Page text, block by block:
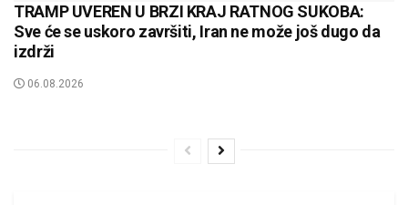
TRAMP UVEREN U BRZI KRAJ RATNOG SUKOBA:
Sve će se uskoro završiti, Iran ne može još dugo da
izdrži
06.08.2026